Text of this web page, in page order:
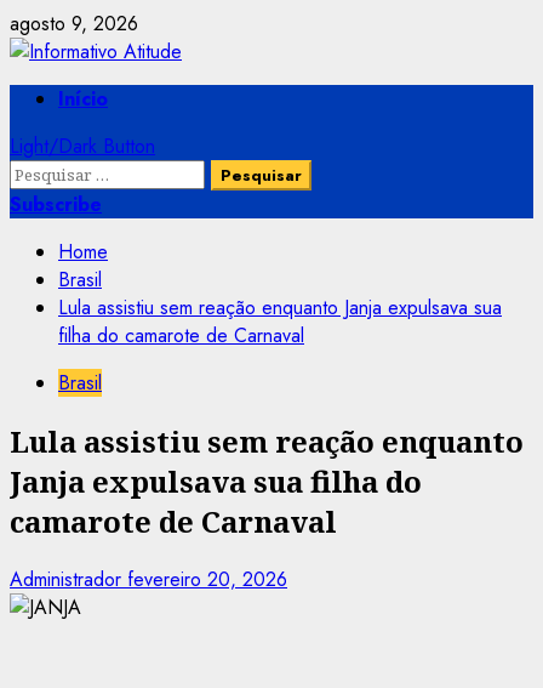
Skip
to
content
agosto 9, 2026
PrimaryInício
Light/Dark Button
Pesquisar
por:
Subscribe
Home
Brasil
Lula assistiu sem reação enquanto Janja expulsava sua
filha do camarote de Carnaval
Brasil
Lula assistiu sem reação enquanto
Janja expulsava sua filha do
camarote de Carnaval
Administrador fevereiro 20, 2026